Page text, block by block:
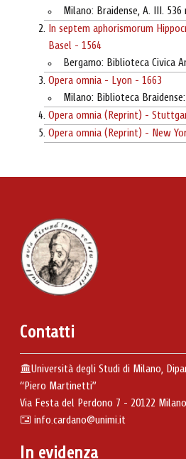
Milano: Braidense, A. III. 536
In septem aphorismorum
Basel - 1564
Bergamo: Biblioteca Civica
Opera omnia - Lyon - 1663
Milano: Biblioteca
Opera omnia (Reprint) -
Opera omnia (Reprint) - New
Contatti
Università degli Studi di Milano,
“Piero Martinetti”
Via Festa del Perdono 7 - 20122
info.cardano@unimi.it
In evidenza